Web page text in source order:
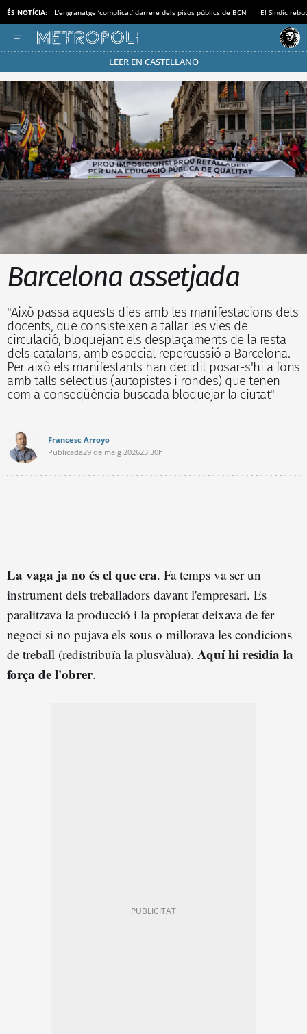
ÉS NOTÍCIA: L'engranatge ‘complicat’ darrere dels pisos públics de BCN El Síndic
LEER EN CASTELLANO
Passa’t al mode estalvi
Barcelona assetjada
"Això passa aquests dies amb les manifestacions dels
docents, que consisteixen a tallar les vies de
circulació, bloquejant els desplaçaments de la resta
dels catalans, amb especial repercussió a Barcelona.
Per això els manifestants han decidit posar-s'hi a fons
amb talls selectius (autopistes i rondes) que tenen
com a conseqüència buscada bloquejar la ciutat"
Francesc Arroyo
Publicada29 de maig 202623:30h
La vaga ja no és el que era. Fa temps va ser un
instrument dels treballadors davant l'empresari. Es
paralitzava la producció i la propietat deixava de fer
negoci si no pujava els sous o millorava les condicions
de treball (redistribuïa la plusvàlua). Aquí hi residia la
força de l'obrer.